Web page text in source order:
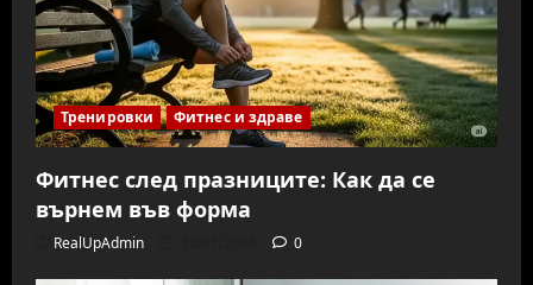
Тренировки Фитнес и здраве
Фитнес след празниците: Как да се
върнем във форма
RealUpAdmin 0